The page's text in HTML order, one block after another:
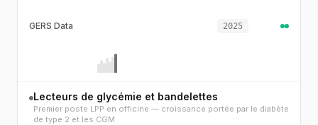
GERS Data 2025
Lecteurs de glycémie et bandelettes
Premier poste LPP en officine — croissance portée par le diabète
de type 2 et les CGM